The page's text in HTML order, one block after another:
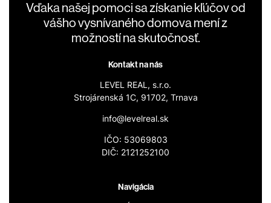
Vďaka našej pomoci sa získanie kľúčov od
vášho vysnívaného domova mení z
možností na skutočnosť.
Kontakt na nás
LEVEL REAL, s.r.o.
Strojárenská 1C, 91702, Trnava
info@levelreal.sk
IČO: 53069803
DIČ: 2121252100
Navigácia